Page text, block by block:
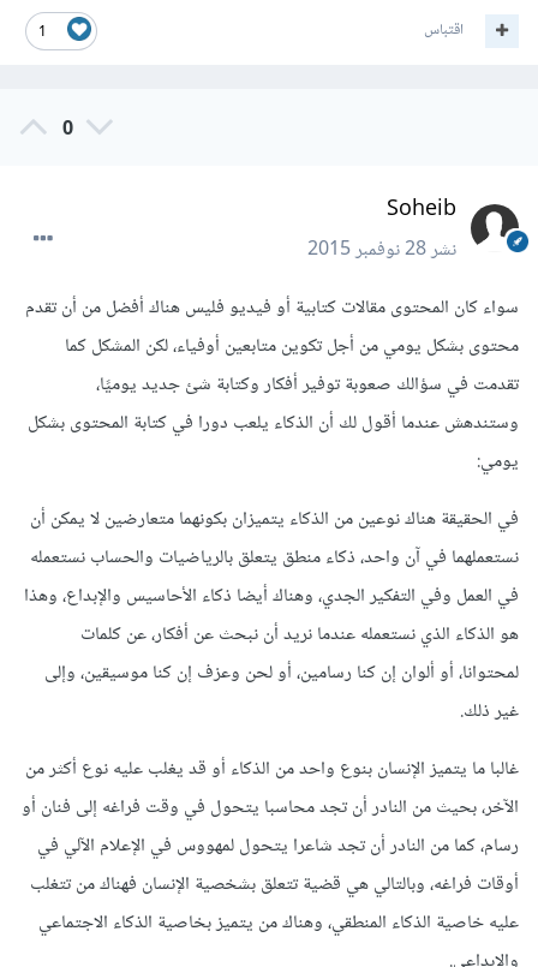
1 اقتباس
0
Soheib
نشر28 نوفمبر 2015
سواء كان المحتوى مقالات كتابية أو فيديو فليس هناك أفضل من أن تقدم
محتوى بشكل يومي من أجل تكوين متابعين أوفياء، لكن المشكل كما
تقدمت في سؤالك صعوبة توفير أفكار وكتابة شئ جديد يوميًا،
وستندهش عندما أقول لك أن الذكاء يلعب دورا في كتابة المحتوى بشكل
يومي:
في الحقيقة هناك نوعين من الذكاء يتميزان بكونهما متعارضين لا يمكن أن
نستعملهما في آن واحد، ذكاء منطق يتعلق بالرياضيات والحساب نستعمله
في العمل وفي التفكير الجدي، وهناك أيضا ذكاء الأحاسيس والإبداع، وهذا
هو الذكاء الذي نستعمله عندما نريد أن نبحث عن أفكار، عن كلمات
لمحتوانا، أو ألوان إن كنا رسامين، أو لحن وعزف إن كنا موسيقين، وإلى
غير ذلك.
غالبا ما يتميز الإنسان بنوع واحد من الذكاء أو قد يغلب عليه نوع أكثر من
الآخر، بحيث من النادر أن تجد محاسبا يتحول في وقت فراغه إلى فنان أو
رسام، كما من النادر أن تجد شاعرا يتحول لمهووس في الإعلام الآلي في
أوقات فراغه، وبالتالي هي قضية تتعلق بشخصية الإنسان فهناك من تتغلب
عليه خاصية الذكاء المنطقي، وهناك من يتميز بخاصية الذكاء الاجتماعي